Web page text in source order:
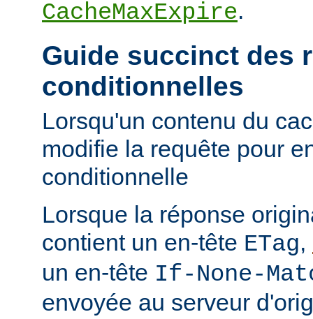
CacheMaxExpire.
Guide succinct des
conditionnelles
Lorsqu'un contenu du
modifie la requête pour
conditionnelle
Lorsque la réponse
contient un en-tête ETag,
un en-tête If-None-
envoyée au serveur